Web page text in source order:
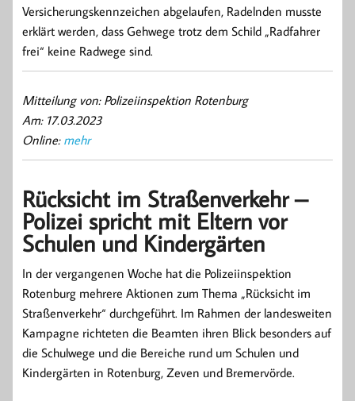
Versicherungskennzeichen abgelaufen, Radelnden musste
erklärt werden, dass Gehwege trotz dem Schild „Radfahrer
frei“ keine Radwege sind.
Mitteilung von: Polizeiinspektion Rotenburg
Am: 17.03.2023
Online: mehr
Rücksicht im Straßenverkehr –
Polizei spricht mit Eltern vor
Schulen und Kindergärten
In der vergangenen Woche hat die Polizeiinspektion
Rotenburg mehrere Aktionen zum Thema „Rücksicht im
Straßenverkehr“ durchgeführt. Im Rahmen der landesweiten
Kampagne richteten die Beamten ihren Blick besonders auf
die Schulwege und die Bereiche rund um Schulen und
Kindergärten in Rotenburg, Zeven und Bremervörde.